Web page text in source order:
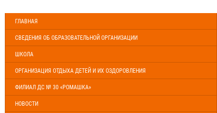
ГЛАВНАЯ
СВЕДЕНИЯ ОБ ОБРАЗОВАТЕЛЬНОЙ ОРГАНИЗАЦИИ
ШКОЛА
ОРГАНИЗАЦИЯ ОТДЫХА ДЕТЕЙ И ИХ ОЗДОРОВЛЕНИЯ
ФИЛИАЛ ДС № 30 «РОМАШКА»
НОВОСТИ